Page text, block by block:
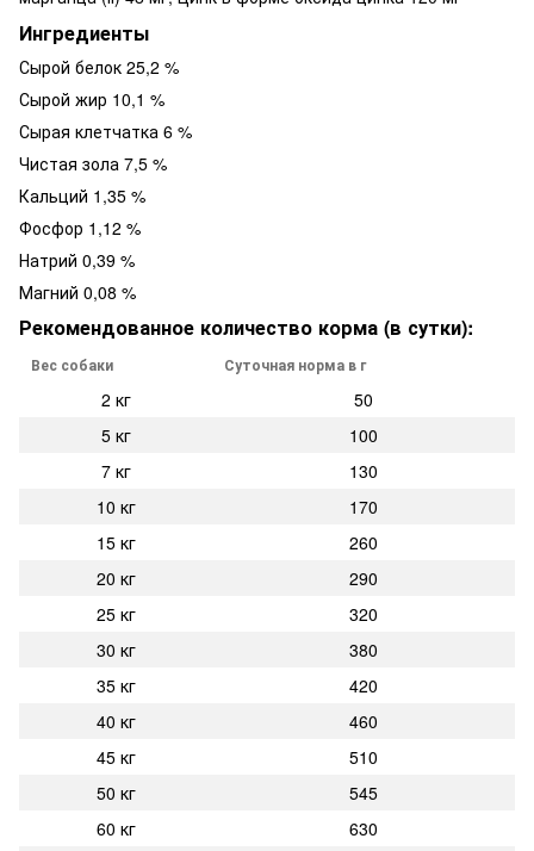
Ингредиенты
Сырой белок 25,2 %
Сырой жир 10,1 %
Сырая клетчатка 6 %
Чистая зола 7,5 %
Кальций 1,35 %
Фосфор 1,12 %
Натрий 0,39 %
Магний 0,08 %
Рекомендованное количество корма (в сутки):
Вес собаки Суточная норма в г
2 кг
50
5 кг
100
7 кг
130
10 кг
170
15 кг
260
20 кг
290
25 кг
320
30 кг
380
35 кг
420
40 кг
460
45 кг
510
50 кг
545
60 кг
630